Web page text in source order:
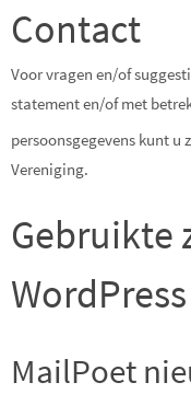
Contact
Voor vragen en/of
statement en/of met
persoonsgegevens kunt u
Vereniging.
Gebruikte
MailPoet